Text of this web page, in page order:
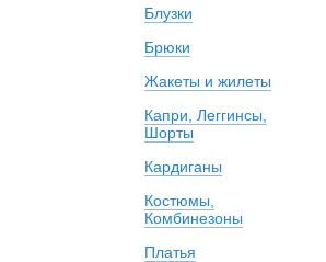
Блузки
Брюки
Жакеты и жилеты
Капри, Леггинсы,
Шорты
Кардиганы
Костюмы,
Комбинезоны
Платья